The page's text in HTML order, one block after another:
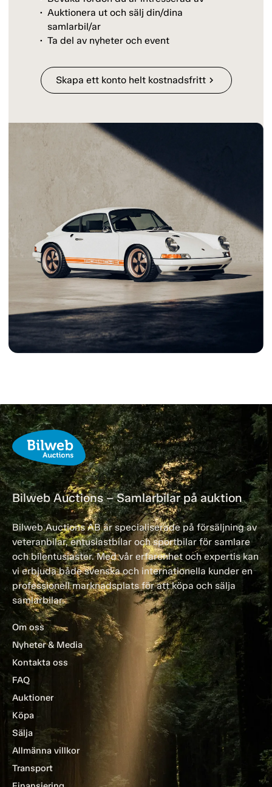
Auktionera ut och sälj din/dina
samlarbil/ar
Ta del av nyheter och event
Skapa ett konto helt kostnadsfrittchevron_right
Bilweb Auctions – Samlarbilar på auktion
Bilweb Auctions AB är specialiserade på försäljning av
veteranbilar, entusiastbilar och sportbilar för samlare
och bilentusiaster. Med vår erfarenhet och expertis kan
vi erbjuda både svenska och internationella kunder en
professionell marknadsplats för att köpa och sälja
samlarbilar.
Om oss
Nyheter & Media
Kontakta oss
FAQ
Auktioner
Köpa
Sälja
Allmänna villkor
Transport